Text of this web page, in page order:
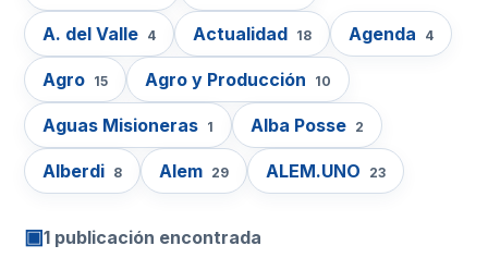
A. del Valle 4 Actualidad 18 Agenda 4
Agro 15 Agro y Producción 10
Aguas Misioneras 1 Alba Posse 2
Alberdi 8 Alem 29 ALEM.UNO 23
▣1 publicación encontrada